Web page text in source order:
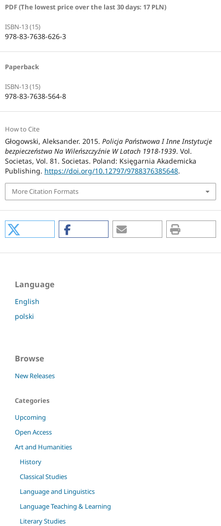
PDF (The lowest price over the last 30 days: 17 PLN)
ISBN-13 (15)
978-83-7638-626-3
Paperback
ISBN-13 (15)
978-83-7638-564-8
How to Cite
Głogowski, Aleksander. 2015. Policja Państwowa I Inne Instytucje
bezpieczeństwa Na Wileńszczyźnie W Latach 1918-1939. Vol.
Societas, Vol. 81. Societas. Poland: Księgarnia Akademicka
Publishing. https://doi.org/10.12797/9788376385648.
More Citation Formats
Language
English
polski
Browse
New Releases
Categories
Upcoming
Open Access
Art and Humanities
History
Classical Studies
Language and Linguistics
Language Teaching & Learning
Literary Studies